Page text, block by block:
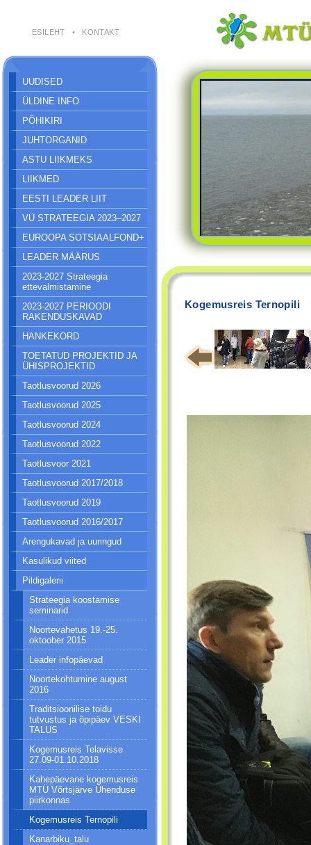
ESILEHT • KONTAKT
UUDISED
ÜLDINE INFO
PÕHIKIRI
JUHTORGANID
ASTU LIIKMEKS
LIIKMED
EESTI LEADER LIIT
VÜ STRATEEGIA 2023–2027
EUROOPA SOTSIAALFOND+
LEADER MÄÄRUS
2023-2027 Strateegia
ettevalmistamine
2023-2027 PERIOODI
RAKENDUSKAVAD
HANKEKORD
TOETATUD PROJEKTID JA
ÜHISPROJEKTID
Taotlusvoorud 2026
Taotlusvoorud 2025
Taotlusvoorud 2024
Taotlusvoorud 2022
Taotlusvoor 2021
Taotlusvoorud 2017/2018
Taotlusvoorud 2019
Taotlusvoorud 2016/2017
Arengukavad ja uuringud
Kasulikud viited
Pildigalerii
Strateegia koostamise
seminarid
Noortevahetus 19.-25.
oktoober 2015
Leader infopäevad
Noortekohtumine august
2016
Traditsioonilise toidu
tutvustus ja õpipäev VESKI
TALUS
Kogemusreis Telavisse
27.09-01.10.2018
Kahepäevane kogemusreis
MTÜ Võrtsjärve Ühenduse
piirkonnas
Kogemusreis Ternopili
Kanarbiku_talu
Kogemusreis Ternopili